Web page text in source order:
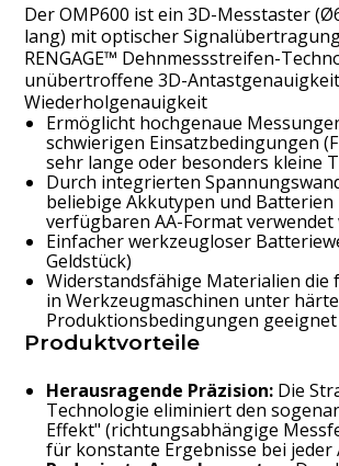
Der OMP600 ist ein 3D-Messtaster
lang) mit optischer
RENGAGE™ Dehnmessstreifen-
unübertroffene 3D-
Wiederholgenauigkeit
Ermöglicht hochgenaue
schwierigen Einsatzbedingungen
sehr lange oder besonders kleine
Durch integrierten
beliebige Akkutypen und Batterien
verfügbaren AA-Format verwendet
Einfacher werkzeugloser
Geldstück)
Widerstandsfähige Materialien die
in Werkzeugmaschinen unter
Produktionsbedingungen geeignet
Produktvorteile
Herausragende Präzision:Die
Technologie eliminiert den
Effekt" (richtungsabhängige
für konstante Ergebnisse bei